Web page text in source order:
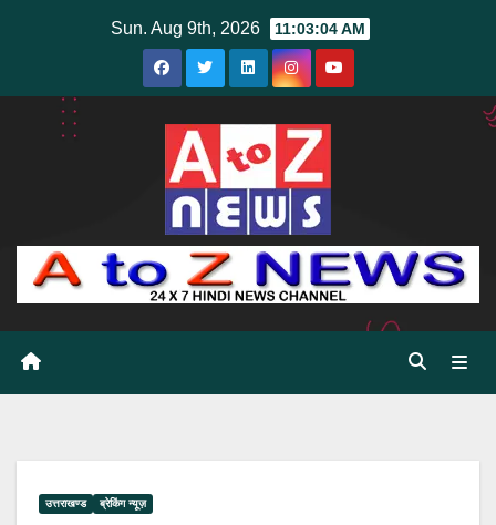
Sun. Aug 9th, 2026 11:03:06 AM
उत्तराखण्ड ब्रेकिंग न्यूज़